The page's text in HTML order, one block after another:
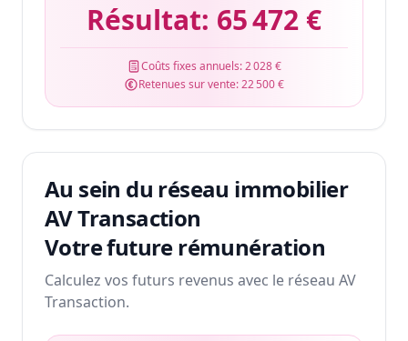
Résultat: 65 472 €
Coûts fixes annuels:2 028 €
Retenues sur vente:22 500 €
Au sein du réseau immobilier
AV Transaction
Votre future rémunération
Calculez vos futurs revenus avec le réseau AV
Transaction.